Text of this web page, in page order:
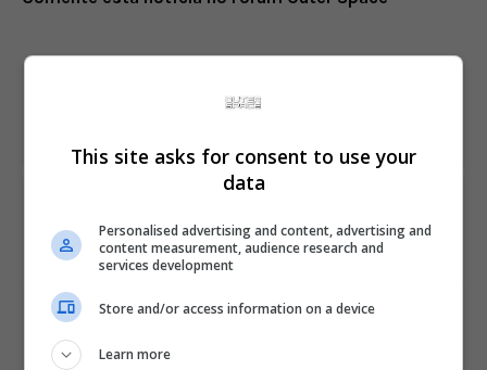
Share This
Gears of War 5 é praticamente confirmado pela
Microsoft
NEXT ARTICLE
Criador de God of War, David Jaffe cancela jogo e
demite equipe de novo estúdio
This site asks for consent to use your
data
Personalised advertising and content, advertising and
content measurement, audience research and
services development
Store and/or access information on a device
Learn more